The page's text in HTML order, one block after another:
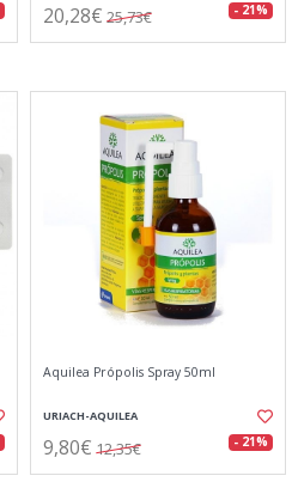
20,28€ 25,73€ - 21%
Aquilea Própolis Spray 50ml
URIACH-AQUILEA
9,80€ 12,35€ - 21%